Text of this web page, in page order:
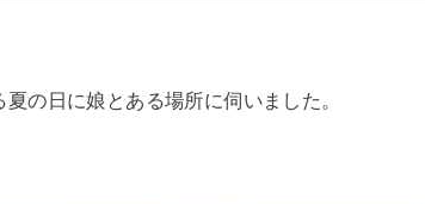
の日に娘とある場所に伺いました。